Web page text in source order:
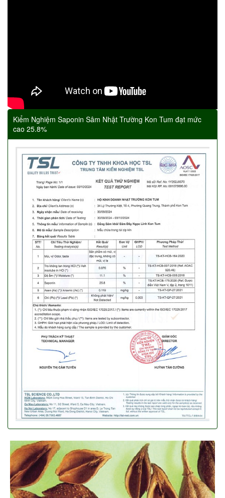
Kiểm Nghiệm Saponin Sâm Nhật Trường Kon Tum đạt mức
cao 25.8%